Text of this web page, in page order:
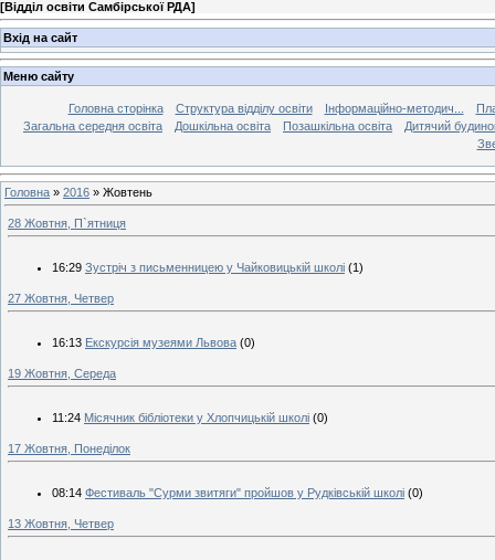
[Відділ освіти Самбірської РДА]
Вхід на сайт
Меню сайту
Головна сторінка Структура відділу освіти Інформаційно-методич...
Загальна середня освіта
Дошкільна освіта Позашкільна освіта
Дитячий
Головна » 2016 » Жовтень
28 Жовтня, П`ятниця
16:29 Зустріч з письменницею у Чайковицькій школі (1)
27 Жовтня, Четвер
16:13 Екскурсія музеями Львова (0)
19 Жовтня, Середа
11:24 Місячник бібліотеки у Хлопчицькій школі (0)
17 Жовтня, Понеділок
08:14 Фестиваль "Сурми звитяги" пройшов у Рудківській школі (0)
13 Жовтня, Четвер